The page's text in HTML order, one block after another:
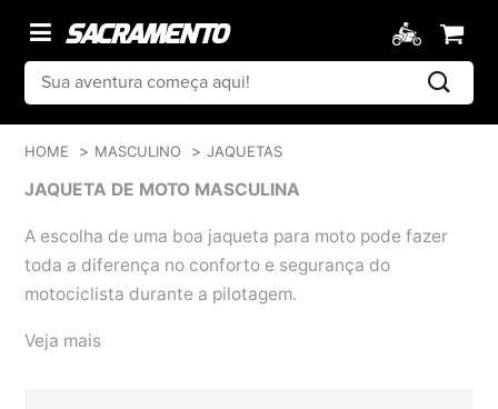
HOME MASCULINO JAQUETAS
JAQUETA DE MOTO MASCULINA
A escolha de uma boa jaqueta para moto pode fazer
toda a diferença no conforto e segurança do
motociclista durante a pilotagem.
Veja mais